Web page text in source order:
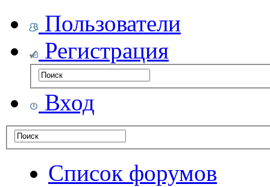
Пользователи
Регистрация
Вход
Список форумов